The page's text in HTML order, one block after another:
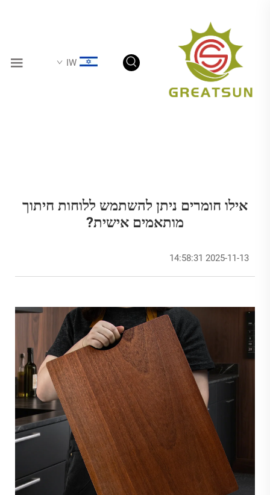
IW
אילו חומרים ניתן להשתמש ללוחות חיתוך
מותאמים אישית?
2025-11-13 14:58:31